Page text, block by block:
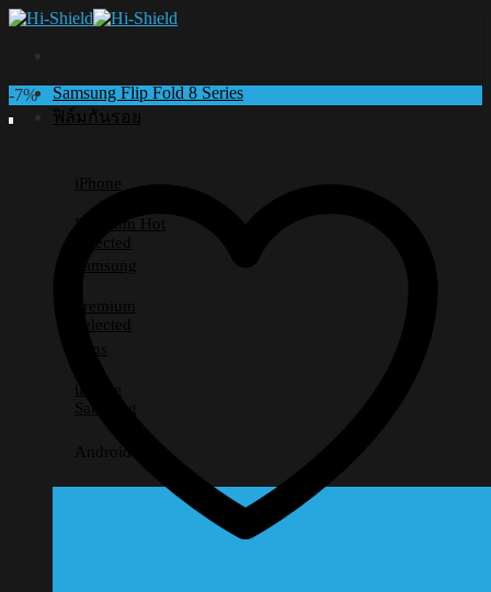
Skip
Samsung Flip Fold 8 Series
ฟิล์มกันรอย
iPhone
Premium
Selected
Samsung
Premium
Selected
Lens
iPhone
Samsung
Android อื่นๆ
-7%